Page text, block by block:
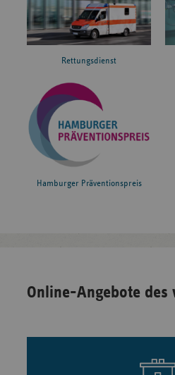
Rettungsdienst
Hamburger Präventionspreis
Online-Angebote des